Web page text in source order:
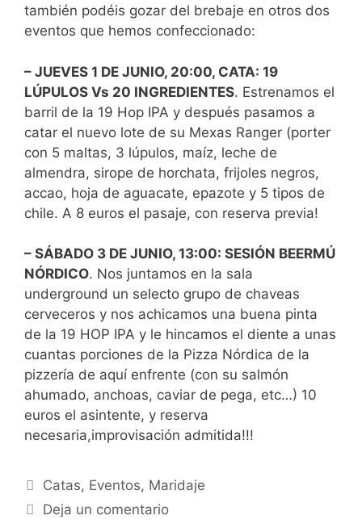
también podéis gozar del brebaje en otros dos
eventos que hemos confeccionado:
– JUEVES 1 DE JUNIO, 20:00, CATA: 19
LÚPULOS Vs 20 INGREDIENTES. Estrenamos el
barril de la 19 Hop IPA y después pasamos a
catar el nuevo lote de su Mexas Ranger (porter
con 5 maltas, 3 lúpulos, maíz, leche de
almendra, sirope de horchata, frijoles negros,
accao, hoja de aguacate, epazote y 5 tipos de
chile. A 8 euros el pasaje, con reserva previa!
– SÁBADO 3 DE JUNIO, 13:00: SESIÓN BEERMÚ
NÓRDICO. Nos juntamos en la sala
underground un selecto grupo de chaveas
cerveceros y nos achicamos una buena pinta
de la 19 HOP IPA y le hincamos el diente a unas
cuantas porciones de la Pizza Nórdica de la
pizzería de aquí enfrente (con su salmón
ahumado, anchoas, caviar de pega, etc…) 10
euros el asintente, y reserva
necesaria,improvisación admitida!!!
Categorías
Catas, Eventos, Maridaje
Deja un comentario